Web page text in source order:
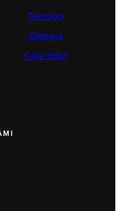
Teknologi
Olahraga
Gaya Hidup